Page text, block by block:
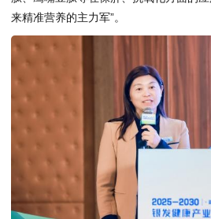
来精准营养的主力军”。